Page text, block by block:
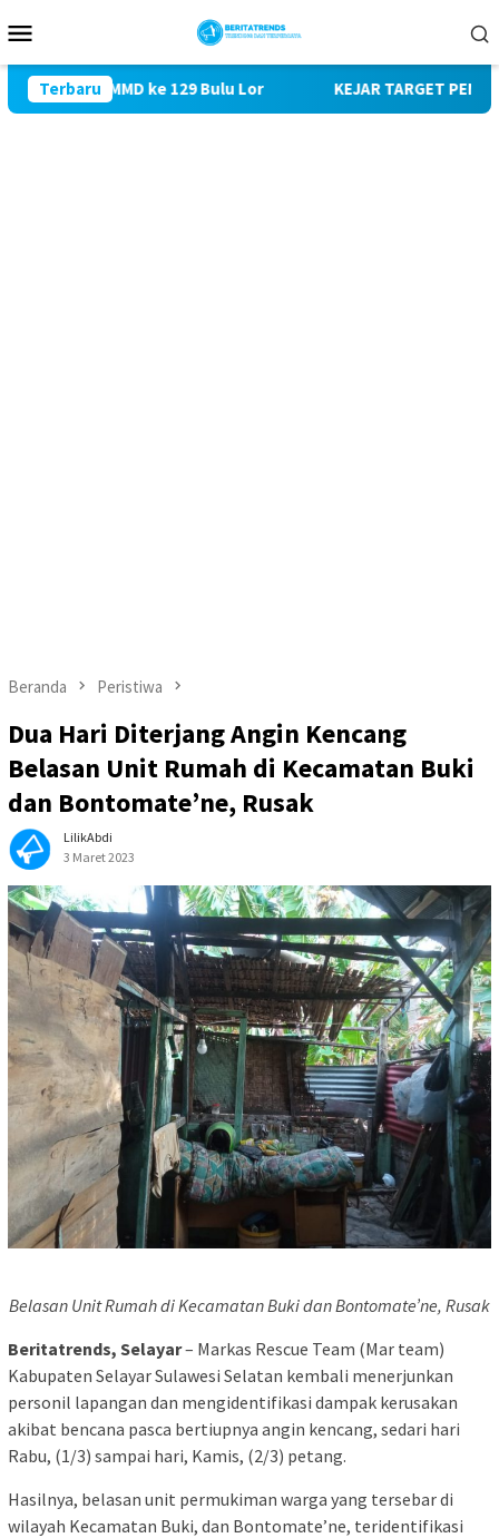
ke
Mobile
Terbaru
TMMD ke 129 Bulu Lor KEJAR TARGET
Beranda Peristiwa
Dua Hari Diterjang Angin Kencang
Belasan Unit Rumah di Kecamatan Buki
dan Bontomate’ne, Rusak
LilikAbdi
3 Maret 2023
Belasan Unit Rumah di Kecamatan Buki dan Bontomate’ne, Rusak
Beritatrends, Selayar– Markas Rescue Team (Mar team)
Kabupaten Selayar Sulawesi Selatan kembali menerjunkan
personil lapangan dan mengidentifikasi dampak kerusakan
akibat bencana pasca bertiupnya angin kencang, sedari hari
Rabu, (1/3) sampai hari, Kamis, (2/3) petang.
Hasilnya, belasan unit permukiman warga yang tersebar di
wilayah Kecamatan Buki, dan Bontomate’ne, teridentifikasi